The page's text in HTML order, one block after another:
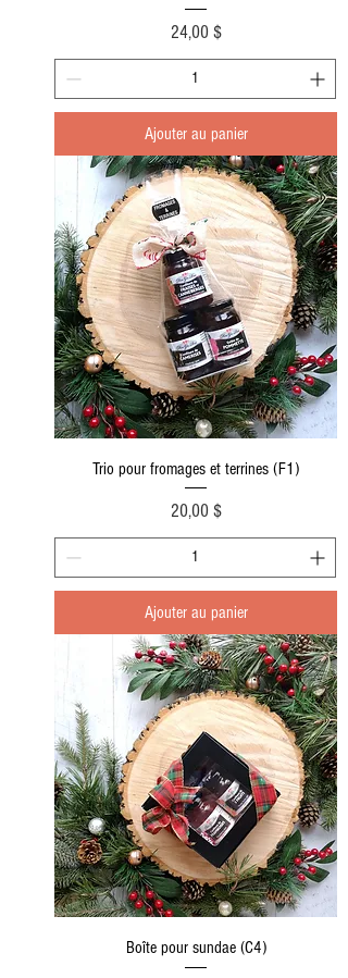
Prix
24,00 $
Ajouter au panier
Trio pour fromages et terrines (F1)
Prix
20,00 $
Ajouter au panier
Boîte pour sundae (C4)